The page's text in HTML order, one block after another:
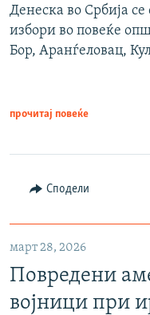
Денеска во Србија
избори во повеќе
Бор, Аранѓеловац,
прочитај повеќе
Сподели
март 28, 2026
Повредени
војници при